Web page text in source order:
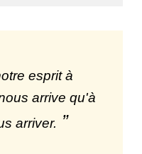
esprit à
arrive qu'à
arriver.